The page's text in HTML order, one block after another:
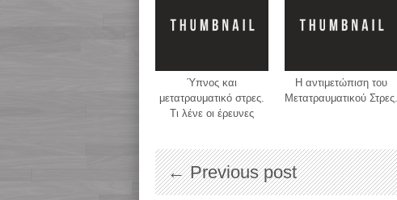
Ύπνος και
μετατραυματικό στρες.
Τι λένε οι έρευνες
H αντιμετώπιση του
Μετατραυματικού Στρες.
← Previous post